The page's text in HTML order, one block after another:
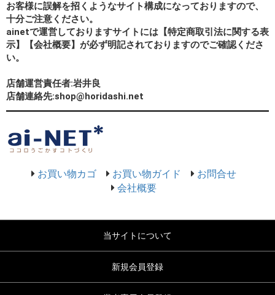
お客様に誤解を招くようなサイト構成になっておりますので、
十分ご注意ください。
ainetで運営しておりますサイトには【特定商取引法に関する表
示】【会社概要】が必ず明記されておりますのでご確認くださ
い。
店舗運営責任者:岩井良
店舗連絡先:shop@horidashi.net
お買い物カゴ お買い物ガイド
お問合せ
会社概要
当サイトについて
新規会員登録